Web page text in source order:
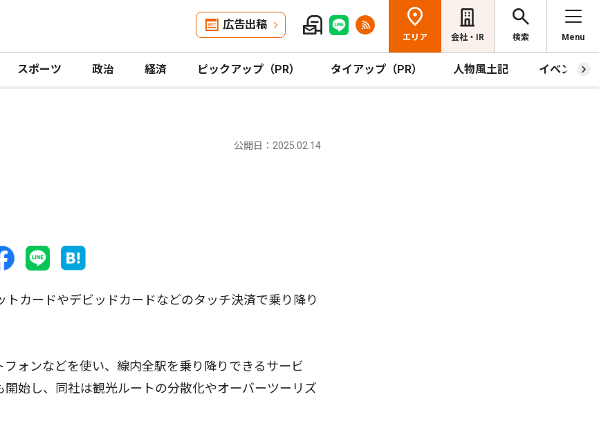
広告出稿
エリア 会社・IR 検索 Menu
スポーツ 政治 経済 ピックアップ（PR） タイアップ（PR） 人物風土記 イベント
公開日：2025.02.14
カードやデビッドカードなどのタッチ決済で乗り降り
ォンなどを使い、線内全駅を乗り降りできるサービ
始し、同社は観光ルートの分散化やオーバーツーリズ